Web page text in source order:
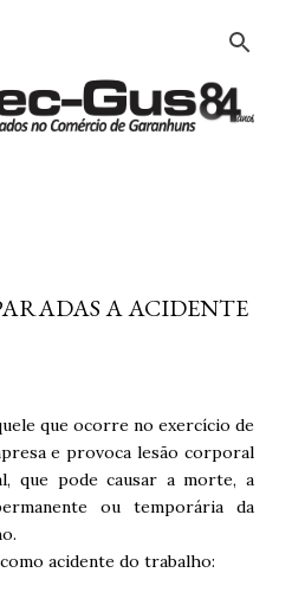
A ACIDENTE
que ocorre no exercício de
e provoca lesão corporal
que pode causar a morte, a
ou temporária da
acidente do trabalho: